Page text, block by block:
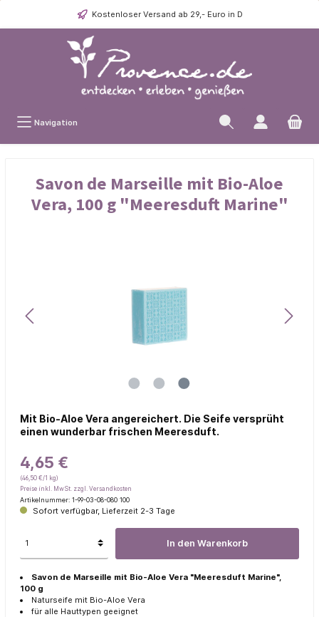
Kostenloser Versand ab 29,- Euro in D
Navigation
Savon de Marseille mit Bio-Aloe
Vera, 100 g "Meeresduft Marine"
Mit Bio-Aloe Vera angereichert. Die Seife versprüht
einen wunderbar frischen Meeresduft.
4,65 €
(46,50 €/1 kg)
Preise inkl. MwSt. zzgl. Versandkosten
Artikelnummer: 1-99-03-08-080 100
Sofort verfügbar, Lieferzeit 2-3 Tage
In den Warenkorb
Savon de Marseille mit Bio-Aloe Vera "Meeresduft Marine",
100 g
Naturseife mit Bio-Aloe Vera
für alle Hauttypen geeignet